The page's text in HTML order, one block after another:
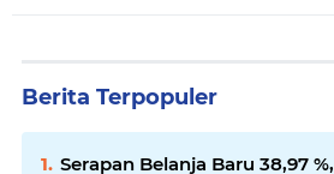
Berita Terpopuler
Serapan Belanja Baru 38,97 %,